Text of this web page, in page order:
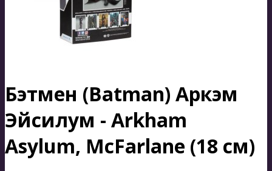
Бэтмен (Batman) Аркэм
Эйсилум - Arkham
Asylum, McFarlane (18 см)